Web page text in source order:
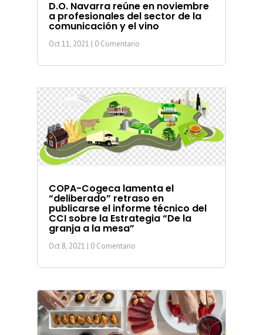
D.O. Navarra reúne en noviembre
a profesionales del sector de la
comunicación y el vino
Oct 11, 2021 | 0 Comentario
COPA-Cogeca lamenta el
“deliberado” retraso en
publicarse el informe técnico del
CCI sobre la Estrategia “De la
granja a la mesa”
Oct 8, 2021 | 0 Comentario